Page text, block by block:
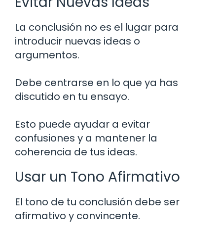
La conclusión no es el lugar para
introducir nuevas ideas o
argumentos.
Debe centrarse en lo que ya has
discutido en tu ensayo.
Esto puede ayudar a evitar
confusiones y a mantener la
coherencia de tus ideas.
Usar un Tono Afirmativo
El tono de tu conclusión debe ser
afirmativo y convincente.